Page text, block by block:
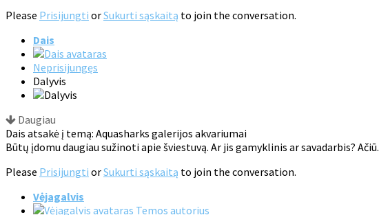
Please Prisijungti orSukurti sąskaitą to join the conversation.
Dais
Neprisijungęs
Dalyvis
Daugiau
Dais atsakė į temą: Aquasharks galerijos akvariumai
Būtų įdomu daugiau sužinoti apie šviestuvą. Ar jis gamyklinis ar savadarbis? Ačiū.
Please Prisijungti orSukurti sąskaitą to join the conversation.
Vėjagalvis
Temos autorius